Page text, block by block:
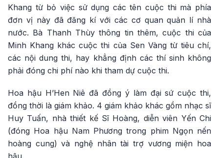
Khang từ bỏ việc sử dụng các tên cuộc thi mà phía
đơn vị này đã đăng kí với các cơ quan quản lí nhà
nước. Bà Thanh Thùy thông tin thêm, cuộc thi của
Minh Khang khác cuộc thi của Sen Vàng từ tiêu chí,
các nội dung thi, hay khẳng định các thí sinh không
phải đóng chi phí nào khi tham dự cuộc thi.
Hoa hậu H’Hen Niê đã đồng ý làm đại sứ cuộc thi,
đồng thời là giám khảo. 4 giám khảo khác gồm nhạc sĩ
Huy Tuấn, nhà thiết kế Sĩ Hoàng, diễn viên Yến Chi
(đóng Hoa hậu Nam Phương trong phim Ngọn nến
hoàng cung) và nghệ nhân tài trợ vương miện hoa
hậu.